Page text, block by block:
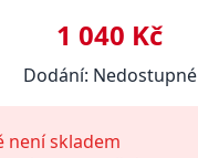
1 040 Kč
Dodání: Nedostupné
není skladem